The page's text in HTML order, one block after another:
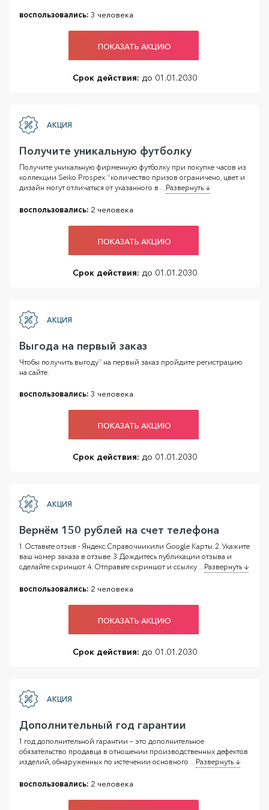
воспользовались: 3 человека
ПОКАЗАТЬ АКЦИЮ
Срок действия: до 01.01.2030
АКЦИЯ
Получите уникальную футболку
Получите уникальную фирменную футболку при покупке часов из
коллекции Seiko Prospex. *количество призов ограничено, цвет и
дизайн могут отличаться от указанного в...Развернуть ↓
воспользовались: 2 человека
ПОКАЗАТЬ АКЦИЮ
Срок действия: до 01.01.2030
АКЦИЯ
Выгода на первый заказ
Чтобы получить выгоду* на первый заказ пройдите регистрацию
на сайте.
воспользовались: 3 человека
ПОКАЗАТЬ АКЦИЮ
Срок действия: до 01.01.2030
АКЦИЯ
Вернём 150 рублей на счет телефона
1. Оставьте отзыв - Яндекс.Справочникили Google Карты. 2. Укажите
ваш номер заказа в отзыве. 3. Дождитесь публикации отзыва и
сделайте скриншот. 4. Отправьте скриншот и ссылку...Развернуть ↓
воспользовались: 2 человека
ПОКАЗАТЬ АКЦИЮ
Срок действия: до 01.01.2030
АКЦИЯ
Дополнительный год гарантии
1 год дополнительной гарантии – это дополнительное
обязательство продавца в отношении производственных дефектов
изделий, обнаруженных по истечении основного...Развернуть ↓
воспользовались: 2 человека